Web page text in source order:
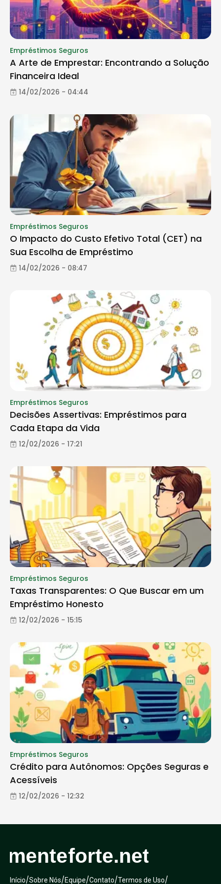
Empréstimos Seguros
A Arte de Emprestar: Encontrando a Solução
Financeira Ideal
14/02/2026 - 04:44
Empréstimos Seguros
O Impacto do Custo Efetivo Total (CET) na
Sua Escolha de Empréstimo
14/02/2026 - 08:47
Empréstimos Seguros
Decisões Assertivas: Empréstimos para
Cada Etapa da Vida
12/02/2026 - 17:21
Empréstimos Seguros
Taxas Transparentes: O Que Buscar em um
Empréstimo Honesto
12/02/2026 - 15:15
Empréstimos Seguros
Crédito para Autônomos: Opções Seguras e
Acessíveis
12/02/2026 - 12:32
Início/Sobre Nós/Equipe/Contato/Termos de Uso/